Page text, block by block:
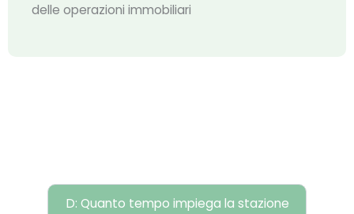
delle operazioni immobiliari
D: Quanto tempo impiega la stazione